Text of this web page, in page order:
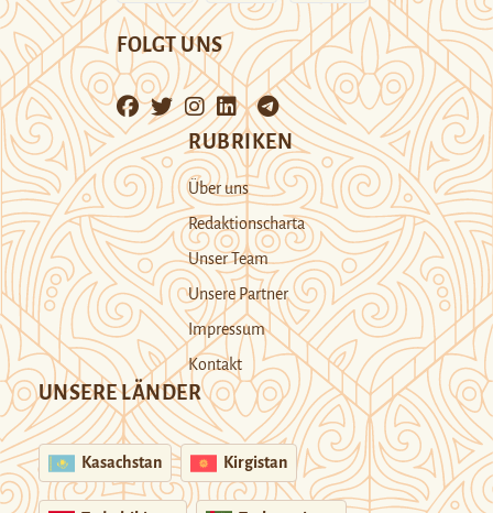
FOLGT UNS
RUBRIKEN
Über uns
Redaktionscharta
Unser Team
Unsere Partner
Impressum
Kontakt
UNSERE LÄNDER
Kasachstan Kirgistan